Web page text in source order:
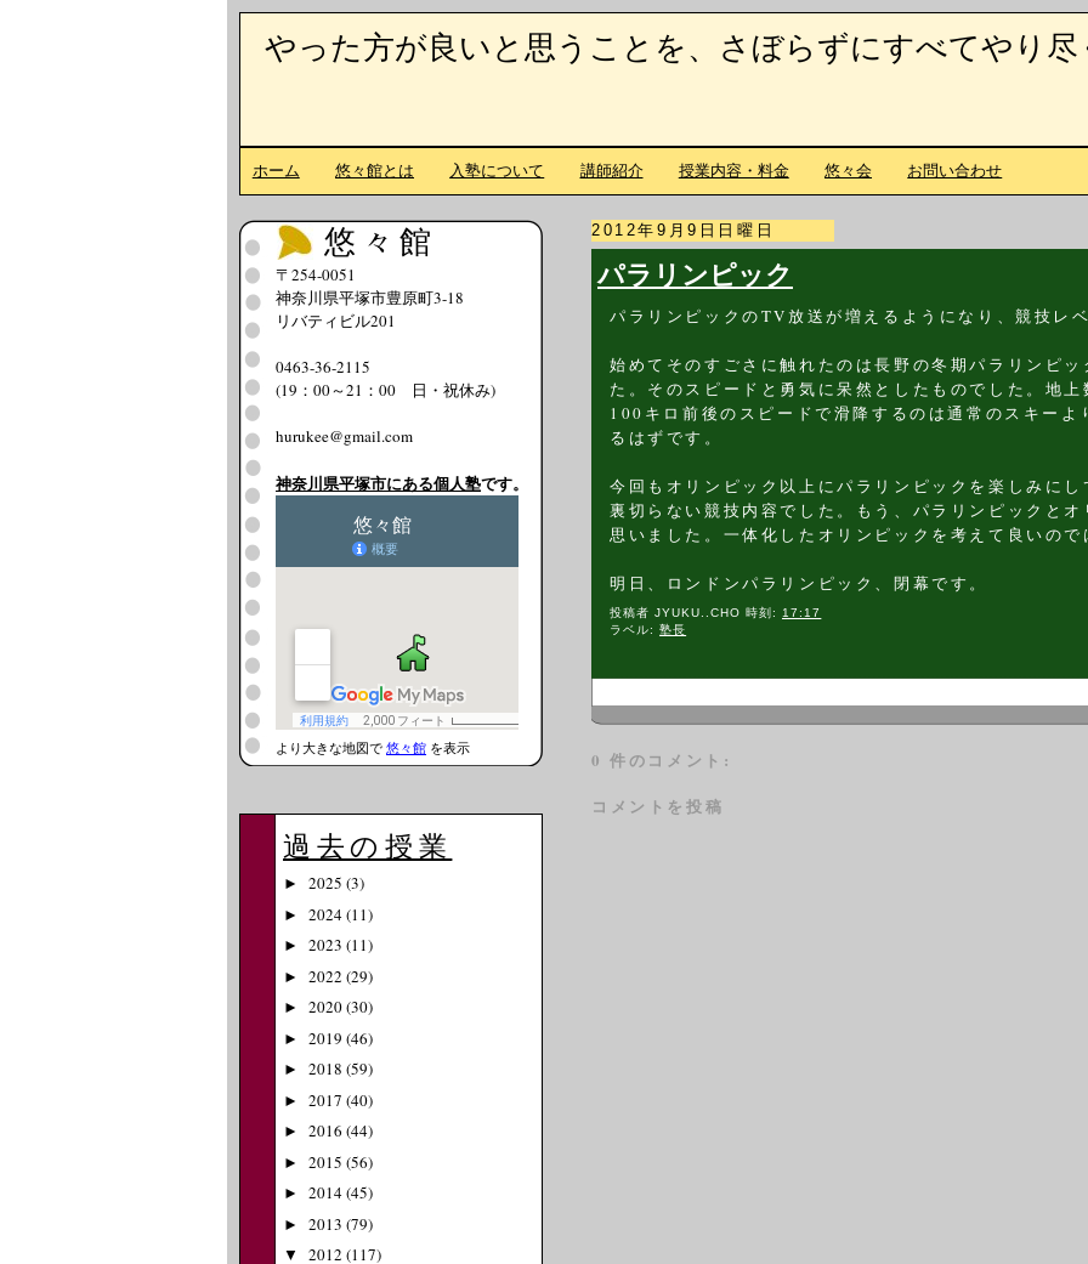
やった方が良いと思うことを、さぼらずにすべてやり尽
ホーム 悠々館とは 入塾について 講師紹介 授業内容・料金 悠々会 お問い合わせ
2012年9月9日日曜日
パラリンピック
パラリンピックのTV放送が増えるようになり、競技レ
始めてそのすごさに触れたのは長野の冬期パラリンピ
た。そのスピードと勇気に呆然としたものでした。地
100キロ前後のスピードで滑降するのは通常のスキー
るはずです。
今回もオリンピック以上にパラリンピックを楽しみに
裏切らない競技内容でした。もう、パラリンピックと
思いました。一体化したオリンピックを考えて良いの
明日、ロンドンパラリンピック、閉幕です。
投稿者JYUKU..CHO 時刻: 17:17
ラベル:塾長
0 件のコメント:
コメントを投稿
悠々館
〒254-0051
神奈川県平塚市豊原町3-18
リバティビル201
0463-36-2115
(19：00～21：00 日・祝休み)
hurukee@gmail.com
神奈川県平塚市にある個人塾です。
より大きな地図で 悠々館 を表示
過去の授業
► 2025 (3)
► 2024(11)
► 2023 (11)
► 2022 (29)
► 2020(30)
► 2019 (46)
► 2018 (59)
► 2017 (40)
► 2016 (44)
► 2015 (56)
► 2014(45)
► 2013 (79)
▼ 2012 (117)